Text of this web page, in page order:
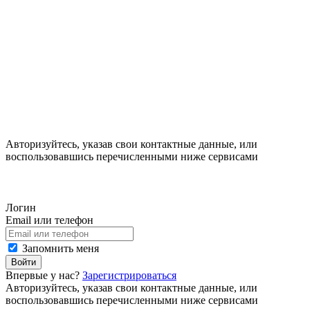
Авторизуйтесь, указав свои контактные данные, или
воспользовавшись перечисленными ниже сервисами
Логин
Email или телефон
Запомнить меня
Войти
Впервые у нас? Зарегистрироваться
Авторизуйтесь, указав свои контактные данные, или
воспользовавшись перечисленными ниже сервисами